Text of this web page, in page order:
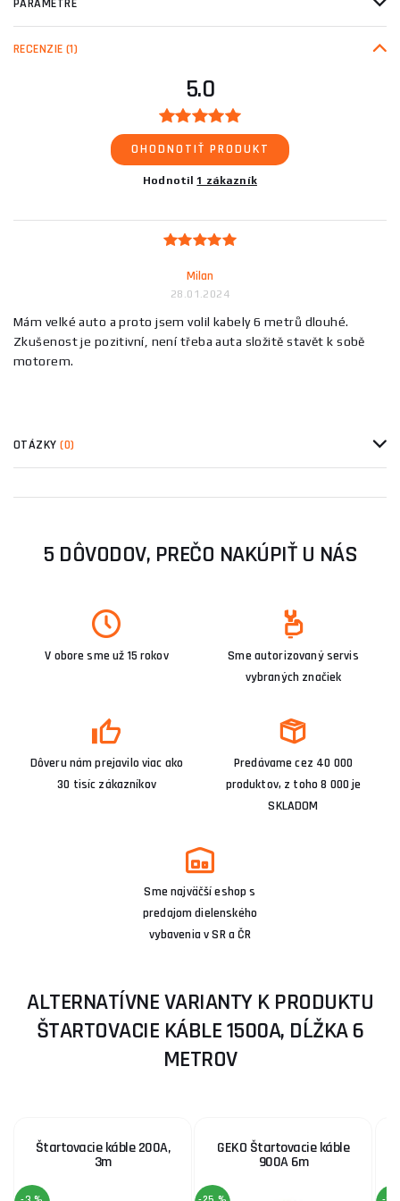
PARAMETRE
RECENZIE (1)
5.0
OHODNOTIŤ PRODUKT
Hodnotil 1 zákazník
Milan
28.01.2024
Mám velké auto a proto jsem volil kabely 6 metrů dlouhé.
Zkušenost je pozitivní, není třeba auta složitě stavět k sobě
motorem.
OTÁZKY(0)
5 DÔVODOV, PREČO NAKÚPIŤ U NÁS
V obore sme už 15 rokov
Sme autorizovaný servis
vybraných značiek
Dôveru nám prejavilo viac ako
30 tisíc zákazníkov
Predávame cez 40 000
produktov, z toho 8 000 je
SKLADOM
Sme najväčší eshop s
predajom dielenského
vybavenia v SR a ČR
ALTERNATÍVNE VARIANTY K PRODUKTU
ŠTARTOVACIE KÁBLE 1500A, DĹŽKA 6
METROV
Štartovacie káble 200A,
3m
GEKO Štartovacie káble
900A 6m